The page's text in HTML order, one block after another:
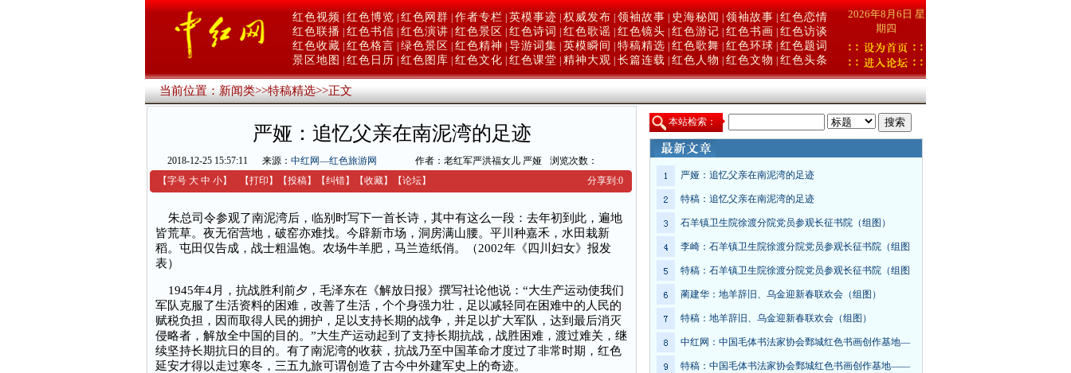
红色视频 红色博览 红色网群 作者专栏 英模事迹 权威发布 领袖故事 史海秘闻 领袖故事 红色恋情
红色联播 红色书信 红色演讲 红色景区 红色诗词 红色歌谣 红色镜头 红色游记 红色书画
红色访谈
红色收藏 红色格言 绿色景区 红色精神 导游词集 英模瞬间 特稿精选 红色歌舞 红色环球 红色题词
景区地图
红色日历 红色图库 红色文化 红色课堂 精神大观 长篇连载 红色人物 红色文物 红色头条
2026年8月6日 星
期四
当前位置：新闻类>>特稿精选>>正文
严娅：追忆父亲在南泥湾的足迹
2018-12-25 15:57:11 来源： 中红网—红色旅游网 作者：老红军严洪福女儿 严娅
浏览次数：
【字号 大 中 小】 【打印 】 【投稿】 【纠错】 【收藏】 【论坛】 分享到:0
朱总司令参观了南泥湾后，临别时写下一首长诗，其中有这么一段：去年初到此，遍地
皆荒草。夜无宿营地，破窑亦难找。今辟新市场，洞房满山腰。平川种嘉禾，水田栽新
稻。屯田仅告成，战士粗温饱。农场牛羊肥，马兰造纸俏。（2002年《四川妇女》报发
表）
1945年4月，抗战胜利前夕，毛泽东在《解放日报》撰写社论他说：“大生产运动使我们
军队克服了生活资料的困难，改善了生活，个个身强力壮，足以减轻同在困难中的人民的
赋税负担，因而取得人民的拥护，足以支持长期的战争，并足以扩大军队，达到最后消灭
侵略者，解放全中国的目的。”大生产运动起到了支持长期抗战，战胜困难，渡过难关，继
续坚持长期抗日的目的。有了南泥湾的收获，抗战乃至中国革命才度过了非常时期，红色
延安才得以走过寒冬，三五九旅可谓创造了古今中外建军史上的奇迹。
本站检索：
严娅：追忆父亲在南泥湾的足迹
特稿：追忆父亲在南泥湾的足迹
石羊镇卫生院徐渡分院党员参观长征书院（组图）
李崎：石羊镇卫生院徐渡分院党员参观长征书院（组图
特稿：石羊镇卫生院徐渡分院党员参观长征书院（组图
蔺建华：地羊辞旧、乌金迎新春联欢会（组图）
特稿：地羊辞旧、乌金迎新春联欢会（组图）
中红网：中国毛体书法家协会鄄城红色书画创作基地—
特稿：中国毛体书法家协会鄄城红色书画创作基地——